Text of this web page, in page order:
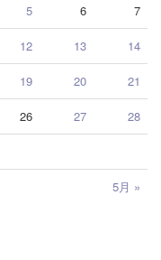
5月 »
5 6 7
12 13 14
19 20 21
26 27 28